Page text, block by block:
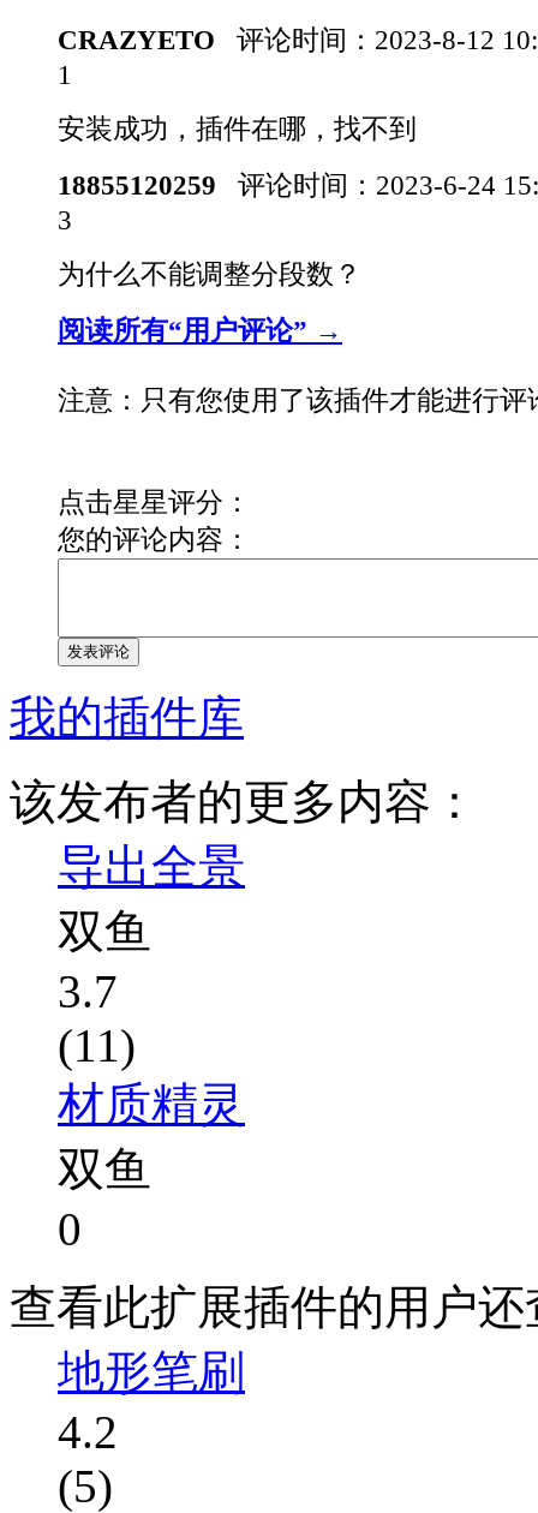
CRAZYETO 评论时间： 2023-8-12
1
安装成功，插件在哪，找不到
18855120259
评论时间： 2023-6-24
3
为什么不能调整分段数？
阅读所有“用户评论” →
注意：只有您使用了该插件才能进行评
点击星星评分：
您的评论内容：
发表评论
我的插件库
该发布者的更多内容：
导出全景
双鱼
3.7
(11)
材质精灵
双鱼
0
查看此扩展插件的用户
地形笔刷
4.2
(5)